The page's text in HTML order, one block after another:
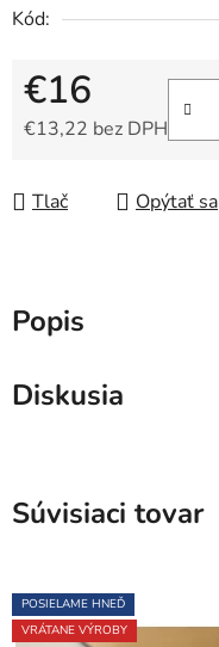
Kód:
€16
€13,22 bez DPH
Tlač Opýtať sa
Popis
Diskusia
Súvisiaci tovar
POSIELAME HNEĎ
VRÁTANE VÝROBY